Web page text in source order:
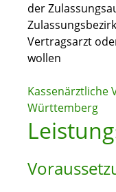
der
Vertragsarzt
wollen
Kassenärztliche
Württemberg